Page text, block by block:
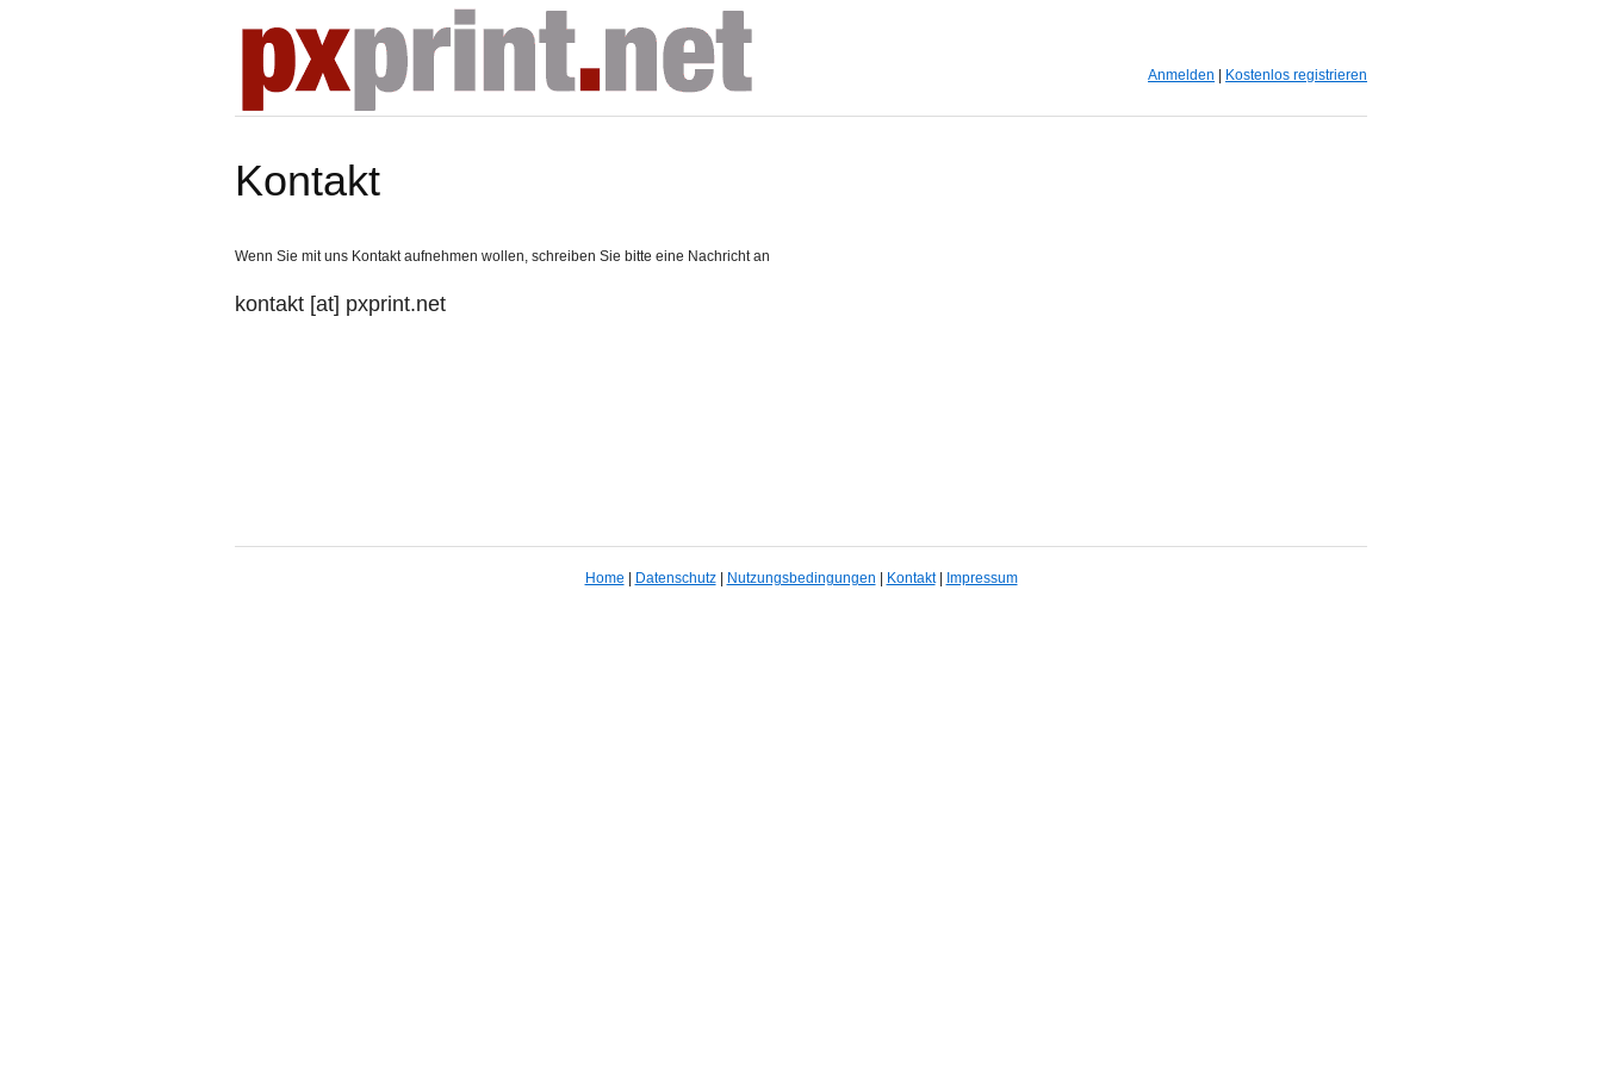
Anmelden Kostenlos registrieren
Kontakt
Wenn Sie mit uns Kontakt aufnehmen wollen, schreiben Sie bitte eine Nachricht an
kontakt [at] pxprint.net
Home Datenschutz| Nutzungsbedingungen Kontakt| Impressum